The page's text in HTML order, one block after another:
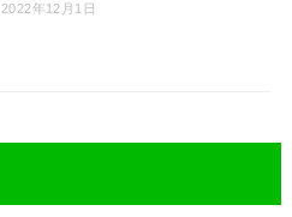
2022年12月1日